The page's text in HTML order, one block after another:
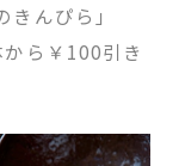
んぴら」
ら￥100引き